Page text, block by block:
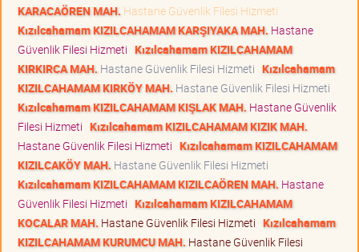
KARACAÖREN MAH. Hastane Güvenlik Filesi Hizmeti
Kızılcahamam KIZILCAHAMAM KARŞIYAKA MAH. Hastane
Güvenlik Filesi Hizmeti Kızılcahamam KIZILCAHAMAM
KIRKIRCA MAH. Hastane Güvenlik Filesi Hizmeti Kızılcahamam
KIZILCAHAMAM KIRKÖY MAH. Hastane Güvenlik Filesi Hizmeti
Kızılcahamam KIZILCAHAMAM KIŞLAK MAH. Hastane Güvenlik
Filesi Hizmeti Kızılcahamam KIZILCAHAMAM KIZIK MAH.
Hastane Güvenlik Filesi Hizmeti Kızılcahamam KIZILCAHAMAM
KIZILCAKÖY MAH. Hastane Güvenlik Filesi Hizmeti
Kızılcahamam KIZILCAHAMAM KIZILCAÖREN MAH. Hastane
Güvenlik Filesi Hizmeti Kızılcahamam KIZILCAHAMAM
KOCALAR MAH. Hastane Güvenlik Filesi Hizmeti Kızılcahamam
KIZILCAHAMAM KURUMCU MAH. Hastane Güvenlik Filesi